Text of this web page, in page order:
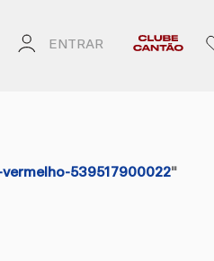
ENTRAR
539517900022"